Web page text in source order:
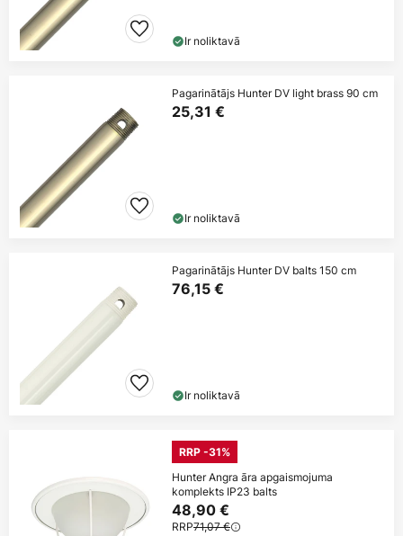
Ir noliktavā
Pagarinātājs Hunter DV light brass 90 cm
25,31 €
Ir noliktavā
Pagarinātājs Hunter DV balts 150 cm
76,15 €
Ir noliktavā
RRP -31%
Hunter Angra āra apgaismojuma
komplekts IP23 balts
48,90 €
RRP71,07 €